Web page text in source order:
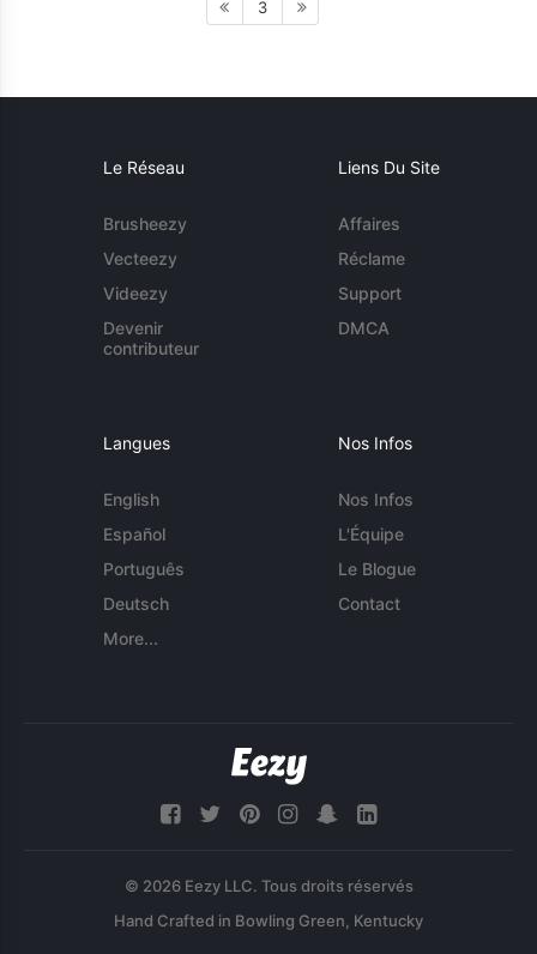
3
Le Réseau
Brusheezy
Vecteezy
Videezy
Devenir
contributeur
Liens Du Site
Affaires
Réclame
Support
DMCA
Langues
English
Español
Português
Deutsch
More...
Nos Infos
Nos Infos
L'Équipe
Le Blogue
Contact
© 2026 Eezy LLC. Tous droits réservés